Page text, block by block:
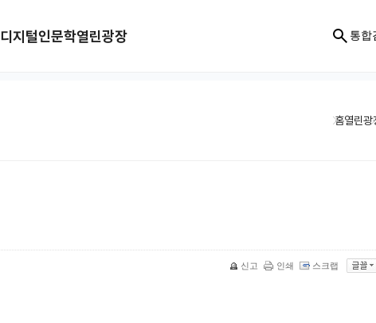
디지털인문학열린광장 통합
홈열린광
신고 인쇄 스크랩